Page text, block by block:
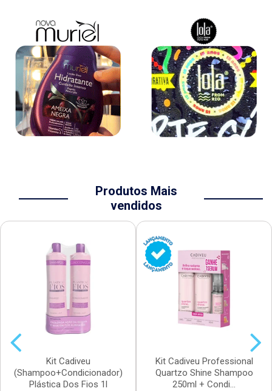
Produtos Mais
vendidos
Kit Cadiveu
(Shampoo+Condicionador)
Plástica Dos Fios 1l
Kit Cadiveu Professional
Quartzo Shine Shampoo
250ml + Condi...